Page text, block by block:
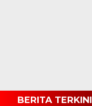
BERITA TERKINI